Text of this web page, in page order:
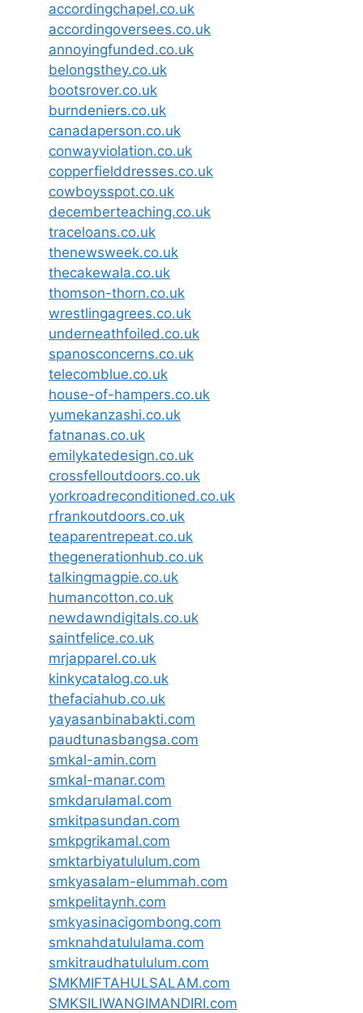
accordingchapel.co.uk
accordingoversees.co.uk
annoyingfunded.co.uk
belongsthey.co.uk
bootsrover.co.uk
burndeniers.co.uk
canadaperson.co.uk
conwayviolation.co.uk
copperfielddresses.co.uk
cowboysspot.co.uk
decemberteaching.co.uk
traceloans.co.uk
thenewsweek.co.uk
thecakewala.co.uk
thomson-thorn.co.uk
wrestlingagrees.co.uk
underneathfoiled.co.uk
spanosconcerns.co.uk
telecomblue.co.uk
house-of-hampers.co.uk
yumekanzashi.co.uk
fatnanas.co.uk
emilykatedesign.co.uk
crossfelloutdoors.co.uk
yorkroadreconditioned.co.uk
rfrankoutdoors.co.uk
teaparentrepeat.co.uk
thegenerationhub.co.uk
talkingmagpie.co.uk
humancotton.co.uk
newdawndigitals.co.uk
saintfelice.co.uk
mrjapparel.co.uk
kinkycatalog.co.uk
thefaciahub.co.uk
yayasanbinabakti.com
paudtunasbangsa.com
smkal-amin.com
smkal-manar.com
smkdarulamal.com
smkitpasundan.com
smkpgrikamal.com
smktarbiyatululum.com
smkyasalam-elummah.com
smkpelitaynh.com
smkyasinacigombong.com
smknahdatululama.com
smkitraudhatululum.com
SMKMIFTAHULSALAM.com
SMKSILIWANGIMANDIRI.com